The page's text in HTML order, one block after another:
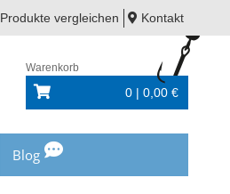
Produkte vergleichen Kontakt
Warenkorb
0 | 0,00 €
Blog